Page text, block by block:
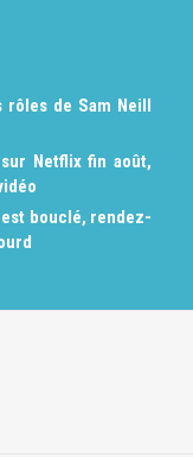
de Sam Neill
Netflix fin août,
bouclé, rendez-